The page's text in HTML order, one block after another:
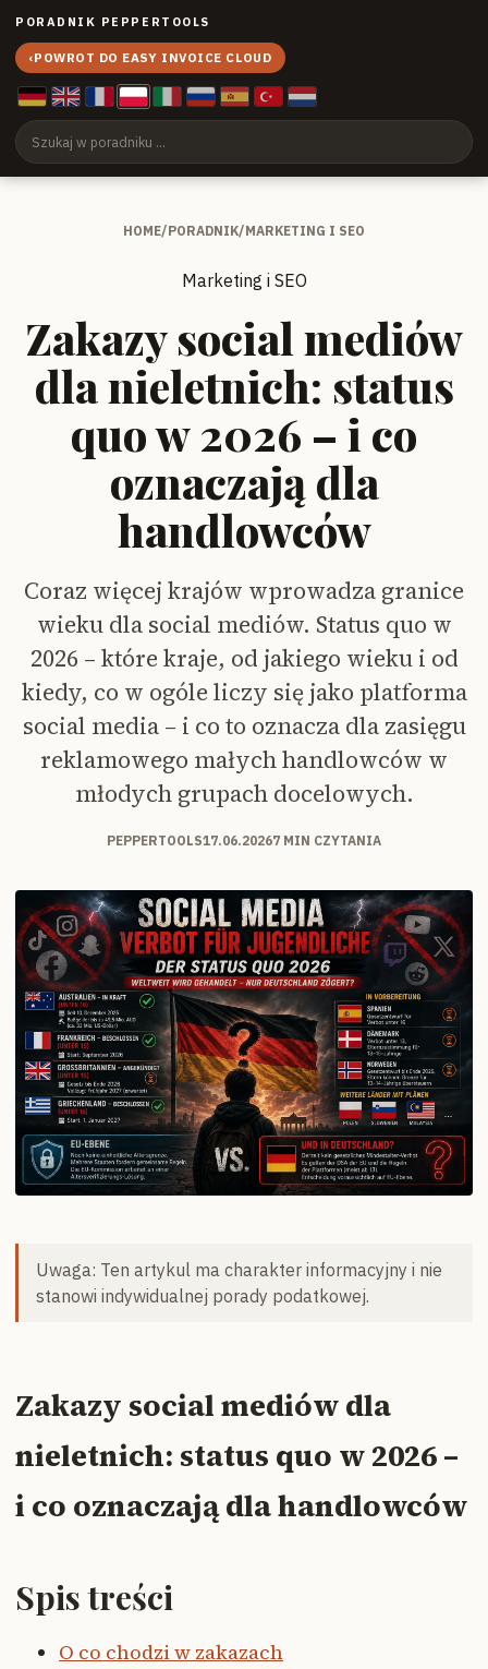
PORADNIK PEPPERTOOLS
‹POWROT DO EASY INVOICE CLOUD
HOME/PORADNIK/MARKETING I SEO
Marketing i SEO
Zakazy social mediów
dla nieletnich: status
quo w 2026 – i co
oznaczają dla
handlowców
Coraz więcej krajów wprowadza granice
wieku dla social mediów. Status quo w
2026 – które kraje, od jakiego wieku i od
kiedy, co w ogóle liczy się jako platforma
social media – i co to oznacza dla zasięgu
reklamowego małych handlowców w
młodych grupach docelowych.
PEPPERTOOLS17.06.20267 MIN CZYTANIA
Uwaga: Ten artykul ma charakter informacyjny i nie
stanowi indywidualnej porady podatkowej.
Zakazy social mediów dla
nieletnich: status quo w 2026 –
i co oznaczają dla handlowców
Spis treści
O co chodzi w zakazach